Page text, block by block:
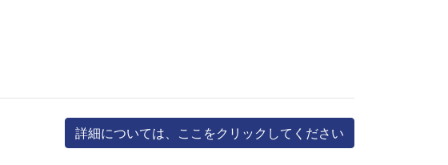
詳細については、ここをクリックしてください